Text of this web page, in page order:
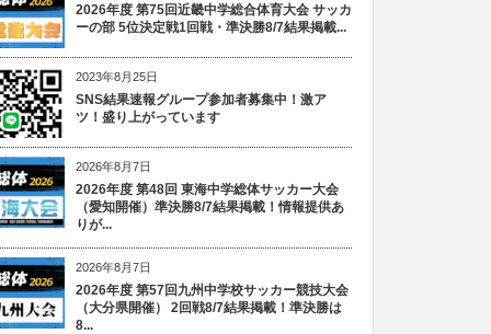
2026年度 第75回近畿中学総合体育大会 サッカ
ーの部 5位決定戦1回戦・準決勝8/7結果掲載...
2023年8月25日
SNS結果速報グループ参加者募集中！激ア
ツ！盛り上がっています
2026年8月7日
2026年度 第48回 東海中学総体サッカー大会
（愛知開催）準決勝8/7結果掲載！情報提供あ
りが...
2026年8月7日
2026年度 第57回九州中学校サッカー競技大会
（大分県開催） 2回戦8/7結果掲載！準決勝は
8...